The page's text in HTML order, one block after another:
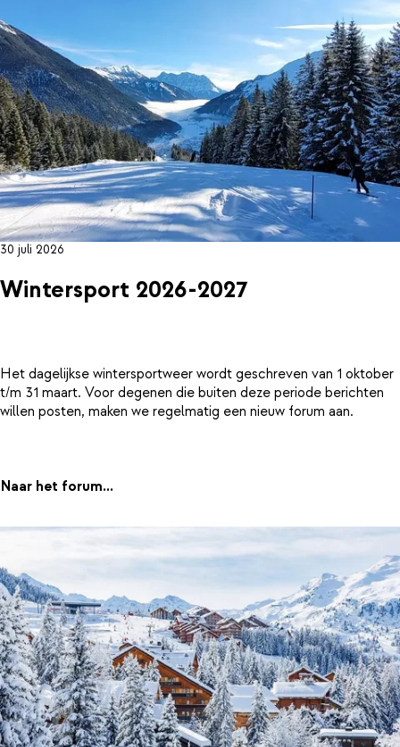
30 juli 2026
Wintersport 2026-2027
Het dagelijkse wintersportweer wordt geschreven van 1 oktober
t/m 31 maart. Voor degenen die buiten deze periode berichten
willen posten, maken we regelmatig een nieuw forum aan.
Naar het forum...